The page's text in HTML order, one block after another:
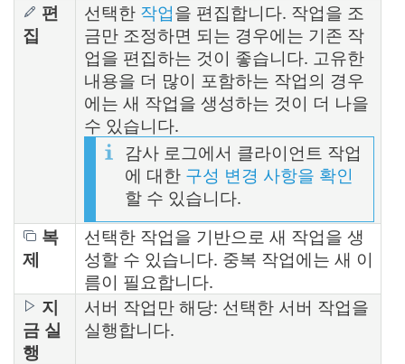
편
집
선택한 작업을 편집합니다. 작업을 조
금만 조정하면 되는 경우에는 기존 작
업을 편집하는 것이 좋습니다. 고유한
내용을 더 많이 포함하는 작업의 경우
에는 새 작업을 생성하는 것이 더 나을
수 있습니다.
감사 로그에서 클라이언트 작업
에 대한 구성 변경 사항을 확인
할 수 있습니다.
복
제
선택한 작업을 기반으로 새 작업을 생
성할 수 있습니다. 중복 작업에는 새 이
름이 필요합니다.
지
금 실
행
서버 작업만 해당: 선택한 서버 작업을
실행합니다.